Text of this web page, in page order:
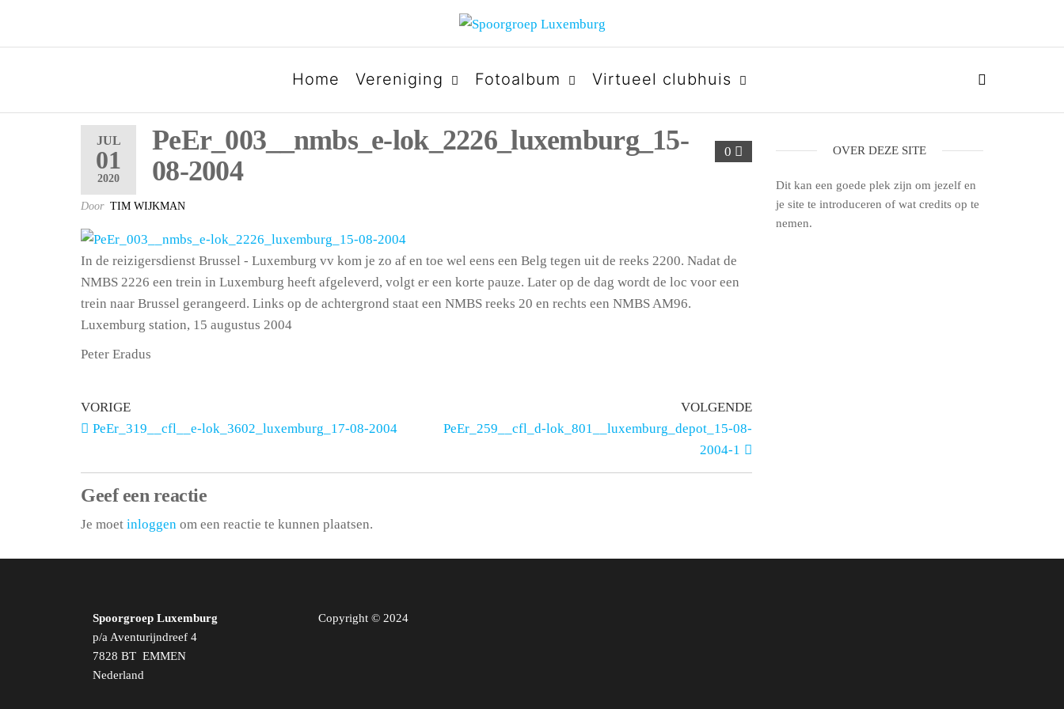
SPOORGROEP LUXEMBURG
Home Vereniging Fotoalbum Virtueel clubhuis
JUL
01
2020
0
PeEr_003__nmbs_e-lok_2226_luxemburg_15-
08-2004
Door TIM WIJKMAN
In de reizigersdienst Brussel - Luxemburg vv kom je zo af en toe wel eens een Belg tegen uit de reeks 2200. Nadat de
NMBS 2226 een trein in Luxemburg heeft afgeleverd, volgt er een korte pauze. Later op de dag wordt de loc voor een
trein naar Brussel gerangeerd. Links op de achtergrond staat een NMBS reeks 20 en rechts een NMBS AM96.
Luxemburg station, 15 augustus 2004
Peter Eradus
VORIGE
PeEr_319__cfl__e-lok_3602_luxemburg_17-08-2004
VOLGENDE
PeEr_259__cfl_d-lok_801__luxemburg_depot_15-08-
2004-1
Geef een reactie
Je moet inloggen om een reactie te kunnen plaatsen.
OVER DEZE SITE
Dit kan een goede plek zijn om jezelf en
je site te introduceren of wat credits op te
nemen.
Spoorgroep Luxemburg
p/a Aventurijndreef 4
7828 BT EMMEN
Nederland
Copyright © 2024